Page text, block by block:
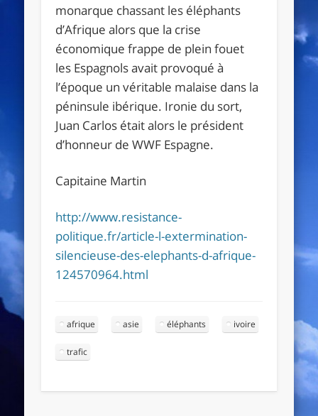
monarque chassant les éléphants
d’Afrique alors que la crise
économique frappe de plein fouet
les Espagnols avait provoqué à
l’époque un véritable malaise dans la
péninsule ibérique. Ironie du sort,
Juan Carlos était alors le président
d’honneur de WWF Espagne.
Capitaine Martin
http://www.resistance-
politique.fr/article-l-extermination-
silencieuse-des-elephants-d-afrique-
124570964.html
afrique asie éléphants ivoire
trafic